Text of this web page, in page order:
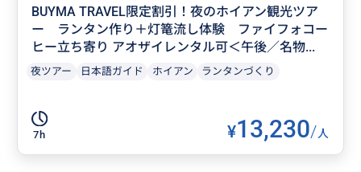
BUYMA TRAVEL限定割引！夜のホイアン観光ツア
ー ランタン作り＋灯篭流し体験 ファイフォコー
ヒー立ち寄り アオザイレンタル可＜午後／名物...
夜ツアー 日本語ガイド ホイアン ランタンづくり
7h ¥13,230/人